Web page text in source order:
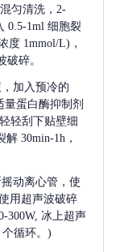
匀清洗，2-
0.5-1ml 细胞裂
度 1mmol/L)，
碎。
加入预冷的
量蛋白酶抑制剂
轻刮下贴壁细
30min-1h，
动离心管，使
用超声波破碎
300W, 冰上超声
循环。)